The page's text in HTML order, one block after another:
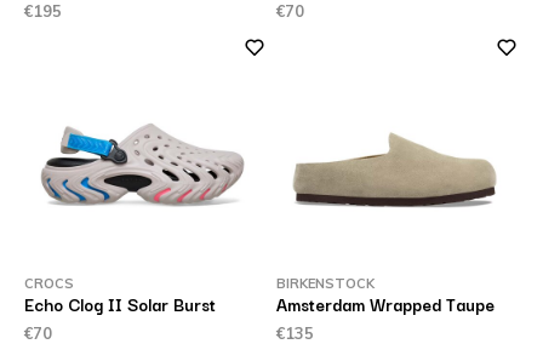
€195 €70
CROCS
Echo Clog II Solar Burst
€70
BIRKENSTOCK
Amsterdam Wrapped Taupe
€135